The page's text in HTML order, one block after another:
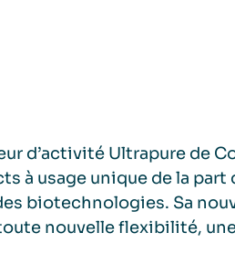
d’activité Ultrapure de
à usage unique de la
biotechnologies. Sa
nouvelle flexibilité,